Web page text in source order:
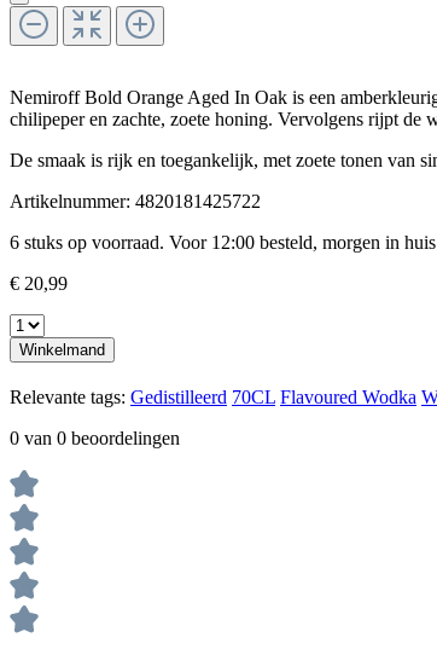
NemiroffBold Orange Aged In Oak is een
chilipeper en zachte, zoete honing. Vervolgens rijpt de
De smaak is rijk en toegankelijk, met zoete tonen van
Artikelnummer: 4820181425722
6 stuks op voorraad. Voor 12:00 besteld, morgen in huis
€ 20,99
Winkelmand
Relevante tags: Gedistilleerd 70CL Flavoured Wodka
0 van 0 beoordelingen